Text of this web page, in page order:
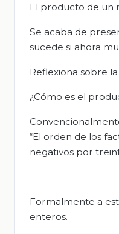
El producto de un
Se acaba de
sucede si ahora
Reflexiona sobre
¿Cómo es el
“El orden de los
negativos por
Formalmente a
enteros.